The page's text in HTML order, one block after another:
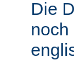
Die
noch